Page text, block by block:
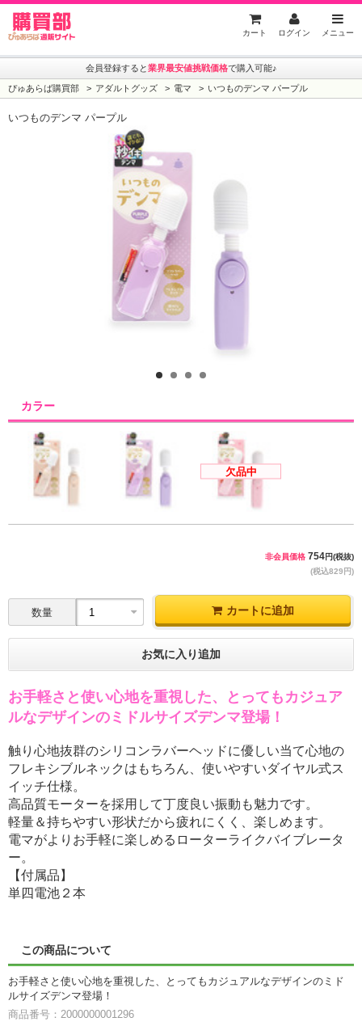
カート ログイン メニュー
会員登録すると業界最安値挑戦価格で購入可能♪
ぴゅあらば購買部 アダルトグッズ 電マ いつものデンマ パープル
いつものデンマ パープル
カラー
欠品中
非会員価格 754円(税抜)
(税込829円)
数量 カートに追加
お気に入り追加
お手軽さと使い心地を重視した、とってもカジュア
ルなデザインのミドルサイズデンマ登場！
触り心地抜群のシリコンラバーヘッドに優しい当て心地の
フレキシブルネックはもちろん、使いやすいダイヤル式ス
イッチ仕様。
高品質モーターを採用して丁度良い振動も魅力です。
軽量＆持ちやすい形状だから疲れにくく、楽しめます。
電マがよりお手軽に楽しめるローターライクバイブレータ
ー。
【付属品】
単四電池２本
この商品について
お手軽さと使い心地を重視した、とってもカジュアルなデザインのミド
ルサイズデンマ登場！
商品番号：2000000001296